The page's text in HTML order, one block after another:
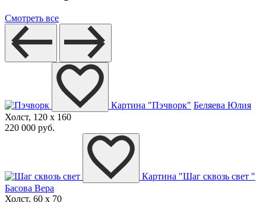
Смотреть все
Картина "Пэчворк" Беляева Юлия
Холст, 120 x 160
220 000 руб.
Картина "Шаг сквозь свет "
Басова Вера
Холст, 60 x 70